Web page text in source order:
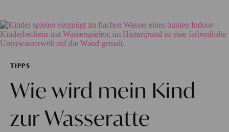
TIPPS
Wie wird mein Kind
zur Wasseratte